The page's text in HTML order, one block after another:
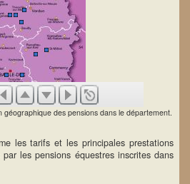
géographique des pensions dans le département.
les tarifs et les principales prestations
les pensions équestres inscrites dans